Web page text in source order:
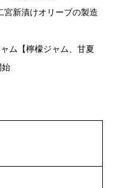
宮新漬けオリーブの製造
ム【檸檬ジャム、甘夏
始